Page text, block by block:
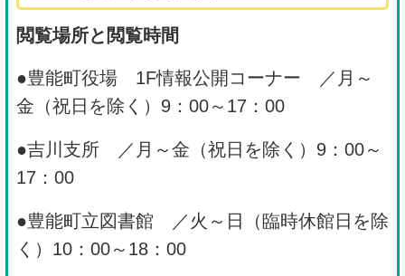
閲覧場所と閲覧時間
●豊能町役場 1F情報公開コーナー ／月～
金（祝日を除く）9：00～17：00
●吉川支所 ／月～金（祝日を除く）9：00～
17：00
●豊能町立図書館 ／火～日（臨時休館日を除
く）10：00～18：00